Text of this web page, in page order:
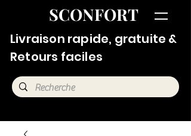
SCONFORT
Livraison rapide, gratuite &
Retours faciles